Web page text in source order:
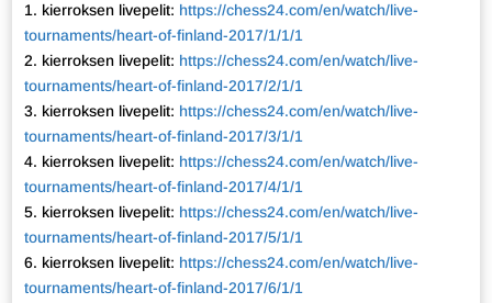
1. kierroksen livepelit: https://chess24.com/en/watch/live-
tournaments/heart-of-finland-2017/1/1/1
2. kierroksen livepelit: https://chess24.com/en/watch/live-
tournaments/heart-of-finland-2017/2/1/1
3. kierroksen livepelit: https://chess24.com/en/watch/live-
tournaments/heart-of-finland-2017/3/1/1
4. kierroksen livepelit: https://chess24.com/en/watch/live-
tournaments/heart-of-finland-2017/4/1/1
5. kierroksen livepelit: https://chess24.com/en/watch/live-
tournaments/heart-of-finland-2017/5/1/1
6. kierroksen livepelit: https://chess24.com/en/watch/live-
tournaments/heart-of-finland-2017/6/1/1